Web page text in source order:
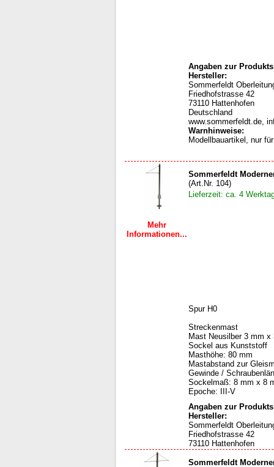
Angaben zur
Hersteller:
Sommerfeldt
Friedhofstrasse 42
73110 Hattenhofen
Deutschland
www.sommerfeldt.de,
Warnhinweise:
Modellbauartikel, nur
Mehr
Informationen...
Sommerfeldt
(Art.Nr. 104)
Lieferzeit: ca. 4
Spur H0
Streckenmast
Mast Neusilber 3 mm x
Sockel aus Kunststoff
Masthöhe: 80 mm
Mastabstand zur
Gewinde /
Sockelmaß: 8 mm x 8
Epoche: III-V
Angaben zur
Hersteller:
Sommerfeldt
Friedhofstrasse 42
73110 Hattenhofen
Sommerfeldt